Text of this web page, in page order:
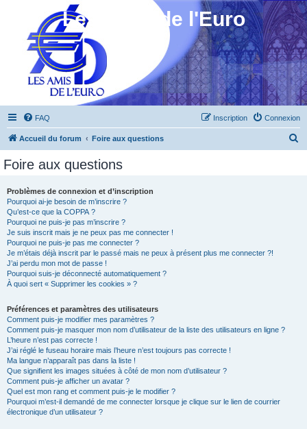
Les Amis de l'Euro
FAQ Connexion
Inscription
Accueil du forum Foire aux questions
Foire aux questions
Problèmes de connexion et d’inscription
Pourquoi ai-je besoin de m’inscrire ?
Qu’est-ce que la COPPA ?
Pourquoi ne puis-je pas m’inscrire ?
Je suis inscrit mais je ne peux pas me connecter !
Pourquoi ne puis-je pas me connecter ?
Je m’étais déjà inscrit par le passé mais ne peux à présent plus me connecter ?!
J’ai perdu mon mot de passe !
Pourquoi suis-je déconnecté automatiquement ?
À quoi sert « Supprimer les cookies » ?
Préférences et paramètres des utilisateurs
Comment puis-je modifier mes paramètres ?
Comment puis-je masquer mon nom d’utilisateur de la liste des utilisateurs en ligne ?
L’heure n’est pas correcte !
J’ai réglé le fuseau horaire mais l’heure n’est toujours pas correcte !
Ma langue n’apparaît pas dans la liste !
Que signifient les images situées à côté de mon nom d’utilisateur ?
Comment puis-je afficher un avatar ?
Quel est mon rang et comment puis-je le modifier ?
Pourquoi m’est-il demandé de me connecter lorsque je clique sur le lien de courrier
électronique d’un utilisateur ?